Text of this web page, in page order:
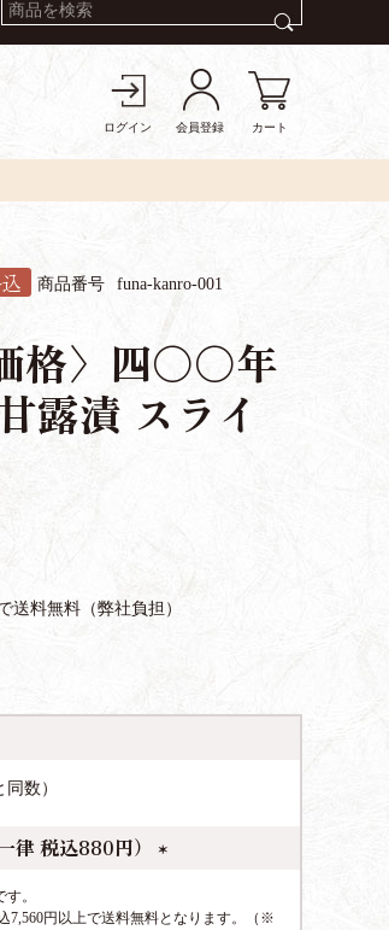
ログイン 会員登録 カート
商品番号 funa-kanro-001
格〉四〇〇年
露漬 スライ
送料無料（弊社負担）
数）
律 税込880円）
必
。
7,560円以上で送料無料となります。（※